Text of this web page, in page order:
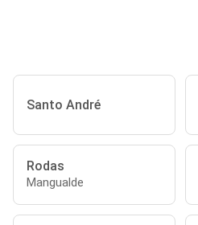
Santo André
Rodas
Mangualde